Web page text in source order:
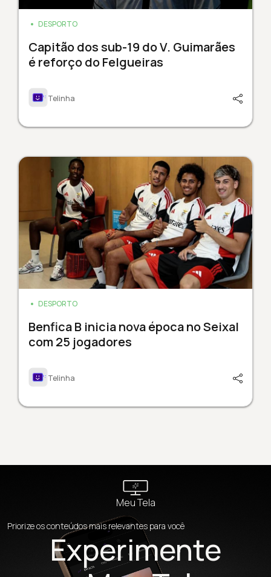
DESPORTO
Capitão dos sub-19 do V. Guimarães
é reforço do Felgueiras
Telinha
DESPORTO
Benfica B inicia nova época no Seixal
com 25 jogadores
Telinha
Meu Tela
Priorize os conteúdos mais relevantes para você
Experimente